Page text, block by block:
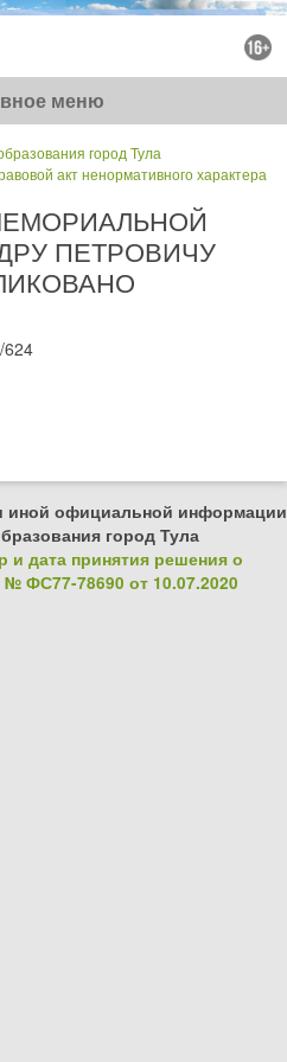
меню
город Тула
акт ненормативного характера
ПЕТРОВИЧУ
иной официальной информации
город Тула
и дата принятия решения о
ФС77-78690 от 10.07.2020